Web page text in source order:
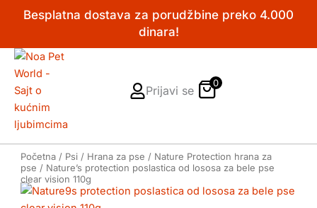
PređiBesplatna dostava za porudžbine preko 4.000
dinara!
Prijavi se
0
Početna / Psi / Hrana za pse / Nature Protection hrana za
pse / Nature’s protection poslastica od lososa za bele pse
clear vision 110g